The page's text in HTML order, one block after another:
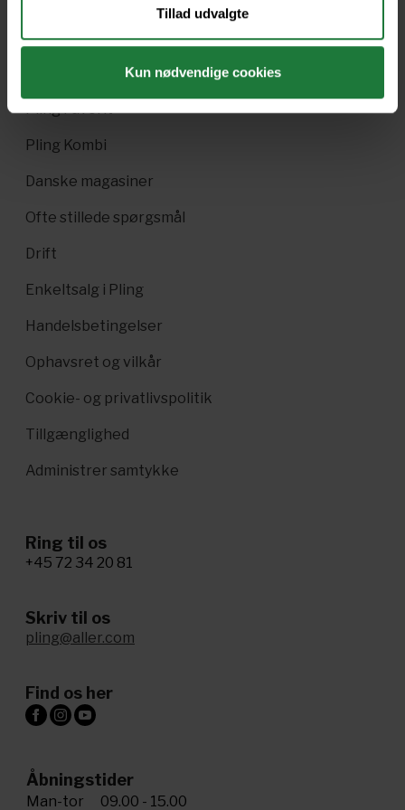
Tillad udvalgte
Kun nødvendige cookies
Nyt i Pling
Pling Favorit
Pling Kombi
Danske magasiner
Ofte stillede spørgsmål
Drift
Enkeltsalg i Pling
Handelsbetingelser
Ophavsret og vilkår
Cookie- og privatlivspolitik
Tillgænglighed
Administrer samtykke
Ring til os
+45 72 34 20 81
Skriv til os
pling@aller.com
Find os her
Åbningstider
Man-tor 09.00 - 15.00